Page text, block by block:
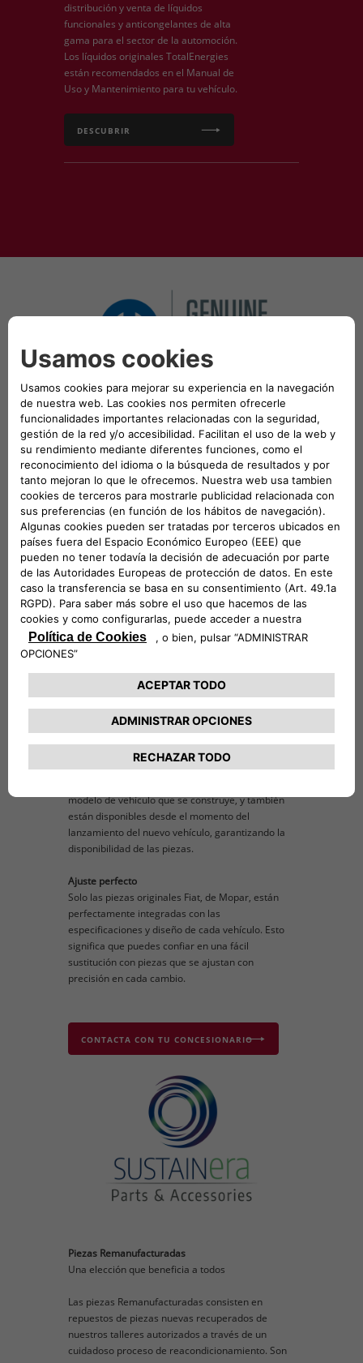
distribución y venta de líquidos
funcionales y anticongelantes de alta
gama para el sector de la automoción.
Los líquidos originales TotalEnergies
están recomendados en el Manual de
Uso y Mantenimiento para tu vehículo.
DESCUBRIR
¿Por qué elegir piezas originales Fiat, de Mopar?
Solo quienes fabricaron tu vehículo pueden hacer
las mejores piezas
Rendimiento óptimo
Las piezas originales Fiat, de Mopar, son
diseñadas por las mismas personas que
diseñaron nuestros vehículos. Nadie entiende la
totalidad de la funcionalidad y diseño del vehículo
Fiat como nosotros. Nuestra gama completa de
piezas cumple con estrictas normativas y se
fabrican solo con materiales de alta calidad,
proporcionando diseño, durabilidad, máxima
seguridad, comodidad y valor para tu vehículo
durante años.
y disponibilidad
Las piezas originales Fiat, de Mopar, se
desarrollan junto con los vehículos Fiat, por lo
tanto, están completamente integradas y son tan
modelo de vehículo que se construye, y también
están disponibles desde el momento del
lanzamiento del nuevo vehículo, garantizando la
disponibilidad de las piezas.
Ajuste perfecto
Solo las piezas originales Fiat, de Mopar, están
perfectamente integradas con las
especificaciones y diseño de cada vehículo. Esto
significa que puedes confiar en una fácil
sustitución con piezas que se ajustan con
precisión en cada cambio.
CONTACTA CON TU CONCESIONARIO
Piezas Remanufacturadas
Una elección que beneficia a todos
Las piezas Remanufacturadas consisten en
repuestos de piezas nuevas recuperados de
nuestros talleres autorizados a través de un
cuidadoso proceso de reacondicionamiento. Son